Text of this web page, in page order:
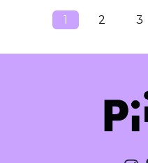
1 2 3